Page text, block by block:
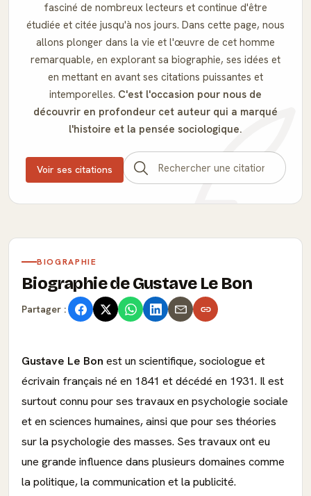
fasciné de nombreux lecteurs et continue d'être
étudiée et citée jusqu'à nos jours. Dans cette page, nous
allons plonger dans la vie et l'œuvre de cet homme
remarquable, en explorant sa biographie, ses idées et
en mettant en avant ses citations puissantes et
intemporelles. C'est l'occasion pour nous de
découvrir en profondeur cet auteur qui a marqué
l'histoire et la pensée sociologique.
Voir ses citations
BIOGRAPHIE
Biographie de Gustave Le Bon
Partager :
Gustave Le Bon est un scientifique, sociologue et
écrivain français né en 1841 et décédé en 1931. Il est
surtout connu pour ses travaux en psychologie sociale
et en sciences humaines, ainsi que pour ses théories
sur la psychologie des masses. Ses travaux ont eu
une grande influence dans plusieurs domaines comme
la politique, la communication et la publicité.